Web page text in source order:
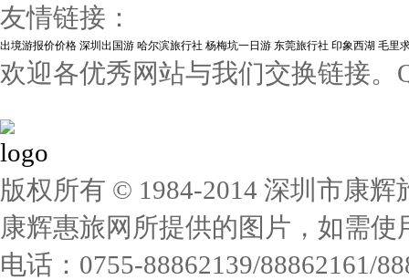
友情链接：
出境游报价价格 深圳出国游 哈尔滨旅行社 杨梅坑一日游 东莞旅行社 印象西湖 毛里
欢迎各优秀网站与我们交换链接。
版权所有 © 1984-2014 深圳市康
康辉惠旅网所提供的图片，如需
电话：0755-88862139/88862161/